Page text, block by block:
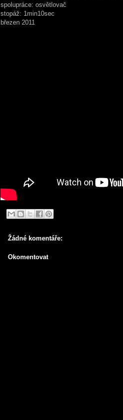
spolupráce: osvětlovač
stopáž: 1min10sec
březen 2011
Žádné komentáře:
Okomentovat